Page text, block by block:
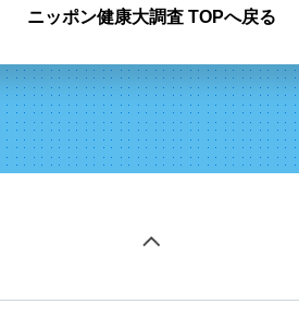
ニッポン健康大調査 TOPへ戻る